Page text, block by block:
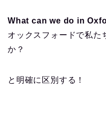
What can we do in
オックスフォードで私た
か？
と明確に区別する！